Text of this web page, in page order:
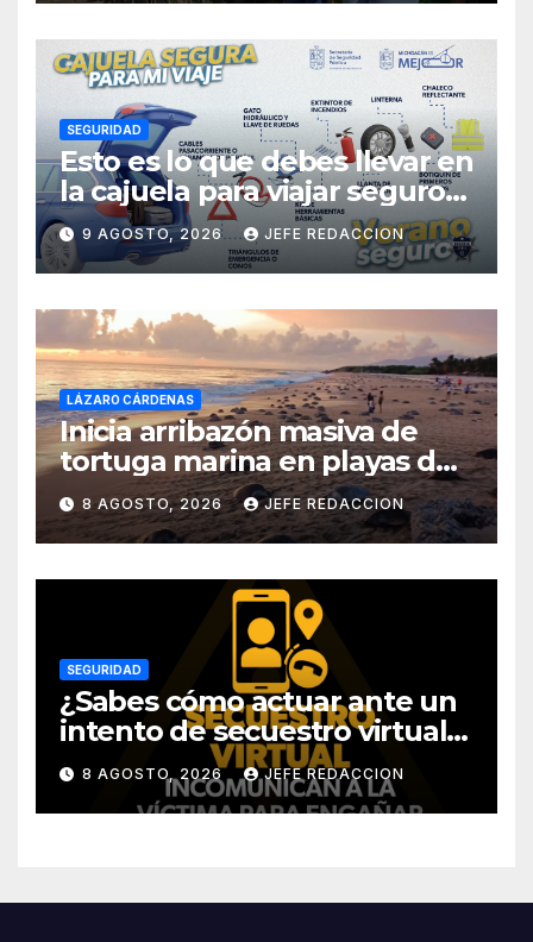
SEGURIDAD
Esto es lo que debes llevar en
la cajuela para viajar seguro
por carretera
9 AGOSTO, 2026 JEFE REDACCION
LÁZARO CÁRDENAS
Inicia arribazón masiva de
tortuga marina en playas de
Michoacán
8 AGOSTO, 2026 JEFE REDACCION
SEGURIDAD
¿Sabes cómo actuar ante un
intento de secuestro virtual?
La SSP te guía para evitarlo
8 AGOSTO, 2026 JEFE REDACCION